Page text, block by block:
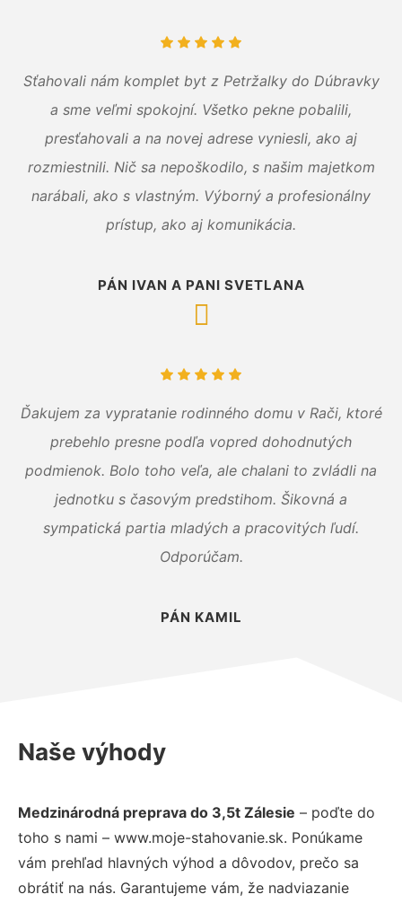
Sťahovali nám komplet byt z Petržalky do Dúbravky
a sme veľmi spokojní. Všetko pekne pobalili,
presťahovali a na novej adrese vyniesli, ako aj
rozmiestnili. Nič sa nepoškodilo, s našim majetkom
narábali, ako s vlastným. Výborný a profesionálny
prístup, ako aj komunikácia.
PÁN IVAN A PANI SVETLANA
Ďakujem za vypratanie rodinného domu v Rači, ktoré
prebehlo presne podľa vopred dohodnutých
podmienok. Bolo toho veľa, ale chalani to zvládli na
jednotku s časovým predstihom. Šikovná a
sympatická partia mladých a pracovitých ľudí.
Odporúčam.
PÁN KAMIL
Naše výhody
Medzinárodná preprava do 3,5t Zálesie – poďte do
toho s nami – www.moje-stahovanie.sk. Ponúkame
vám prehľad hlavných výhod a dôvodov, prečo sa
obrátiť na nás. Garantujeme vám, že nadviazanie